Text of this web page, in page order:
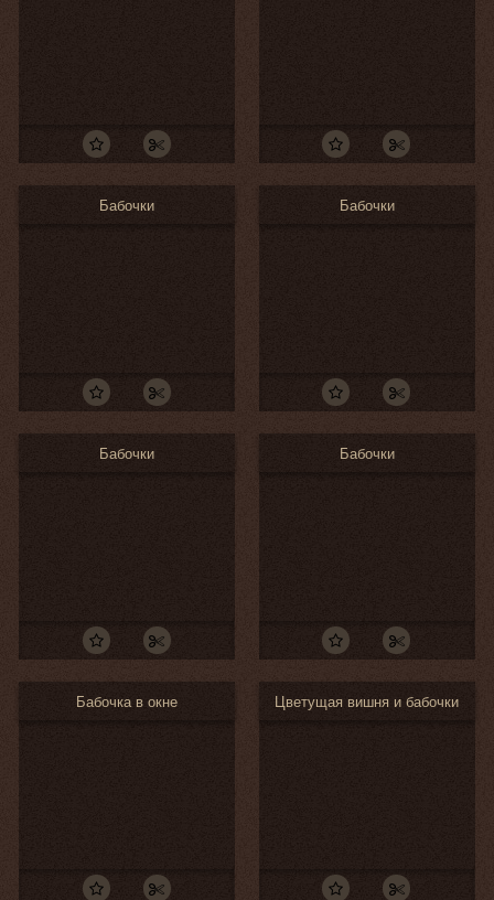
Бабочки Бабочки
Бабочки Бабочки
Бабочка в окне Цветущая вишня и бабочки